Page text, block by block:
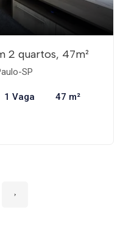
2 quartos, 47m²
SP
1 Vaga 47 m²
›